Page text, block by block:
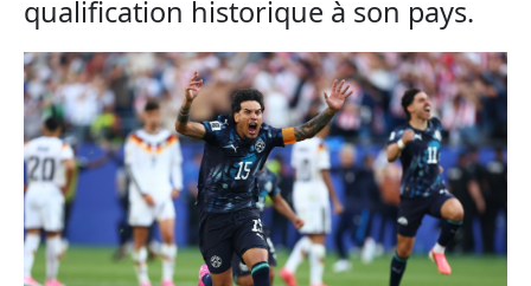
qualification historique à son pays.